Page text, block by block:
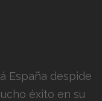
España despide
éxito en su